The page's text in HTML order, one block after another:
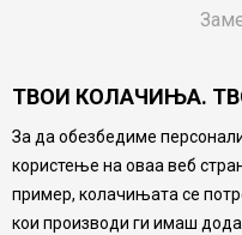
ТВОИ КОЛАЧИЊА.
За да обезбедиме
користење на оваа веб
пример, колачињата се
кои производи ги имаш